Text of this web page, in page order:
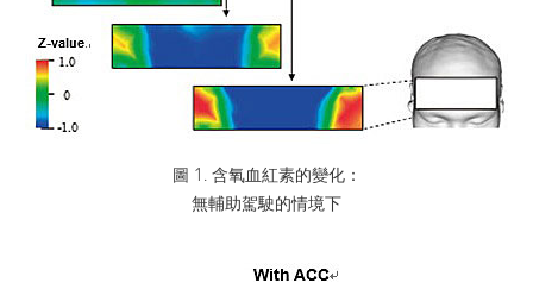
圖 1. 含氧血紅素的變化：
無輔助駕駛的情境下